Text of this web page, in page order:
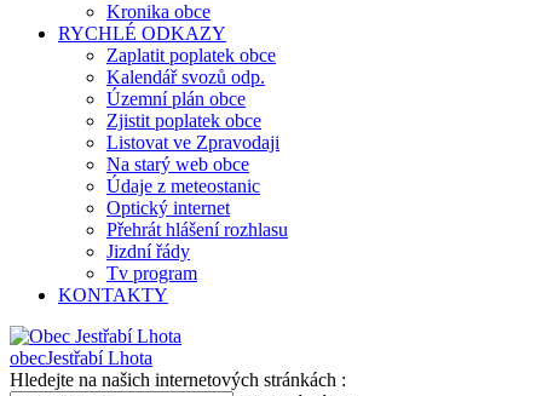
Kronika obce
RYCHLÉ ODKAZY
Zaplatit poplatek obce
Kalendář svozů odp.
Územní plán obce
Zjistit poplatek obce
Listovat ve Zpravodaji
Na starý web obce
Údaje z meteostanic
Optický internet
Přehrát hlášení rozhlasu
Jizdní řády
Tv program
KONTAKTY
obecJestřabí Lhota
Hledejte na našich internetových stránkách :